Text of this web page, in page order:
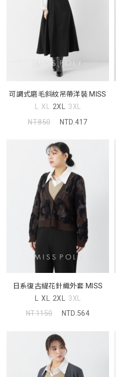
可調式磨毛斜紋吊帶洋裝 MISS
L XL 2XL 3XL
NT.850
NTD.417
日系復古緹花針織外套 MISS
L XL 2XL 3XL
NT.1150
NTD.564